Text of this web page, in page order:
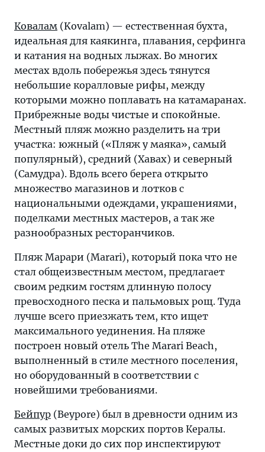
Ковалам (Kovalam) — естественная бухта,
идеальная для каякинга, плавания, серфинга
и катания на водных лыжах. Во многих
местах вдоль побережья здесь тянутся
небольшие коралловые рифы, между
которыми можно поплавать на катамаранах.
Прибрежные воды чистые и спокойные.
Местный пляж можно разделить на три
участка: южный («Пляж у маяка», самый
популярный), средний (Хавах) и северный
(Самудра). Вдоль всего берега открыто
множество магазинов и лотков с
национальными одеждами, украшениями,
поделками местных мастеров, а так же
разнообразных ресторанчиков.
Пляж Марари (Marari), который пока что не
стал общеизвестным местом, предлагает
своим редким гостям длинную полосу
превосходного песка и пальмовых рощ. Туда
лучше всего приезжать тем, кто ищет
максимального уединения. На пляже
построен новый отель The Marari Beach,
выполненный в стиле местного поселения,
но оборудованный в соответствии с
новейшими требованиями.
Бейпур (Beypore) был в древности одним из
самых развитых морских портов Кералы.
Местные доки до сих пор инспектируют